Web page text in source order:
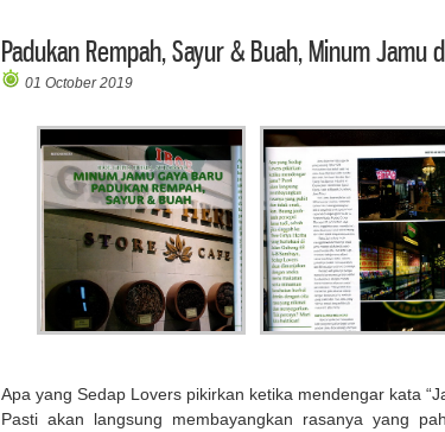
Padukan Rempah, Sayur & Buah, Minum Jamu
01 October 2019
Apa yang Sedap Lovers pikirkan ketika mendengar kata
Pasti akan langsung membayangkan rasanya yang